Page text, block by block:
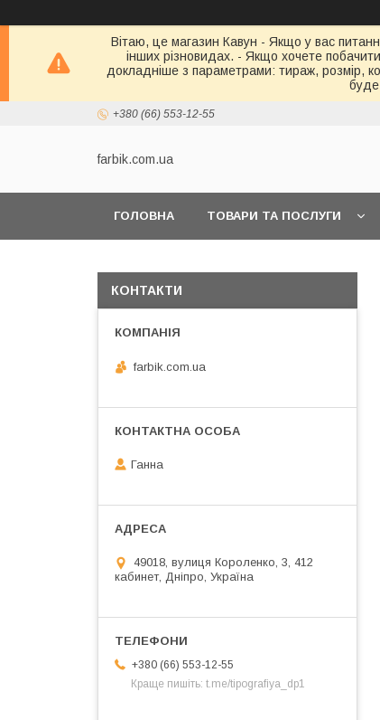
Вітаю, це магазин Кавун - Якщо у вас
інших різновидах. - Якщо хочете
докладніше з параметрами: тираж, розмір,
+380 (66) 553-12-55
farbik.com.ua
ГОЛОВНА ТОВАРИ ТА ПОСЛУГИ
КОНТАКТИ
farbik.com.ua
Ганна
49018, вулиця Короленко, 3, 412
кабинет, Дніпро, Україна
+380 (66) 553-12-55
Краще пишіть: t.me/tipografiya_dp1